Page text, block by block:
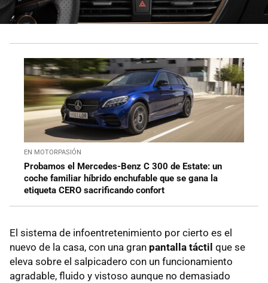
EN MOTORPASIÓN
Probamos el Mercedes-Benz C 300 de Estate: un
coche familiar híbrido enchufable que se gana la
etiqueta CERO sacrificando confort
El sistema de infoentretenimiento por cierto es el
nuevo de la casa, con una gran pantalla táctil que se
eleva sobre el salpicadero con un funcionamiento
agradable, fluido y vistoso aunque no demasiado